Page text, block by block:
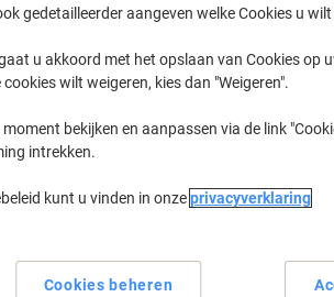
Geschenk
gedetailleerder aangeven welke Cookies u
u akkoord met het opslaan van Cookies op
wilt weigeren, kies dan "Weigeren".
bekijken en aanpassen via de link
intrekken.
kunt u vinden in onzeprivacyverklaring
Cookies beheren